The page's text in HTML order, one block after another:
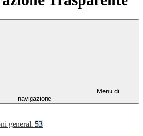
Menu di
navigazione
generali 53